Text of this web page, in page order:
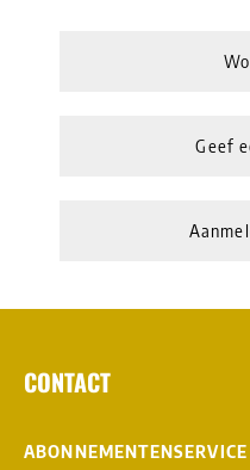
Geef
CONTACT
ABONNEMENTENSERVICE